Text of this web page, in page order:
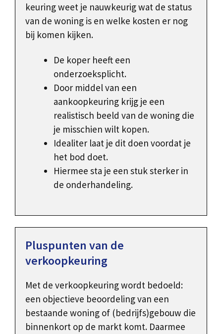
keuring weet je nauwkeurig wat de status
van de woning is en welke kosten er nog
bij komen kijken.
De koper heeft een
onderzoeksplicht.
Door middel van een
aankoopkeuring krijg je een
realistisch beeld van de woning die
je misschien wilt kopen.
Idealiter laat je dit doen voordat je
het bod doet.
Hiermee sta je een stuk sterker in
de onderhandeling.
Pluspunten van de
verkoopkeuring
Met de verkoopkeuring wordt bedoeld:
een objectieve beoordeling van een
bestaande woning of (bedrijfs)gebouw die
binnenkort op de markt komt. Daarmee